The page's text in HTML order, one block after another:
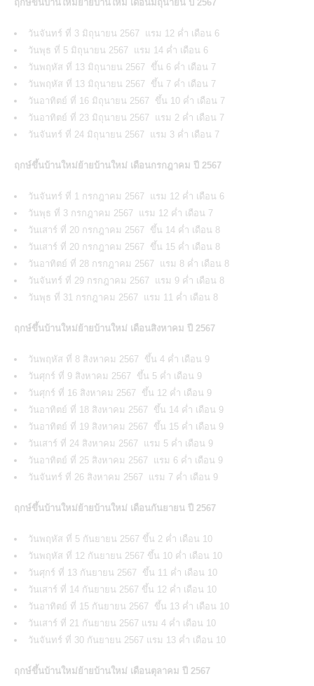
ฤกษ์ขึ้นบ้านใหม่ย้ายบ้านใหม่ เดือนมิถุนายน ปี 2567
วันจันทร์ ที่ 3 มิถุนายน 2567 แรม 12 ค่ำ เดือน 6
วันพุธ ที่ 5 มิถุนายน 2567 แรม 14 ค่ำ เดือน 6
วันพฤหัส ที่ 13 มิถุนายน 2567 ขึ้น 6 ค่ำ เดือน 7
วันพฤหัส ที่ 13 มิถุนายน 2567 ขึ้น 7 ค่ำ เดือน 7
วันอาทิตย์ ที่ 16 มิถุนายน 2567 ขึ้น 10 ค่ำ เดือน 7
วันอาทิตย์ ที่ 23 มิถุนายน 2567 แรม 2 ค่ำ เดือน 7
วันจันทร์ ที่ 24 มิถุนายน 2567 แรม 3 ค่ำ เดือน 7
ฤกษ์ขึ้นบ้านใหม่ย้ายบ้านใหม่ เดือนกรกฎาคม ปี 2567
วันจันทร์ ที่ 1 กรกฎาคม 2567 แรม 12 ค่ำ เดือน 6
วันพุธ ที่ 3 กรกฎาคม 2567 แรม 12 ค่ำ เดือน 7
วันเสาร์ ที่ 20 กรกฎาคม 2567 ขึ้น 14 ค่ำ เดือน 8
วันเสาร์ ที่ 20 กรกฎาคม 2567 ขึ้น 15 ค่ำ เดือน 8
วันอาทิตย์ ที่ 28 กรกฎาคม 2567 แรม 8 ค่ำ เดือน 8
วันจันทร์ ที่ 29 กรกฎาคม 2567 แรม 9 ค่ำ เดือน 8
วันพุธ ที่ 31 กรกฎาคม 2567 แรม 11 ค่ำ เดือน 8
ฤกษ์ขึ้นบ้านใหม่ย้ายบ้านใหม่ เดือนสิงหาคม ปี 2567
วันพฤหัส ที่ 8 สิงหาคม 2567 ขึ้น 4 ค่ำ เดือน 9
วันศุกร์ ที่ 9 สิงหาคม 2567 ขึ้น 5 ค่ำ เดือน 9
วันศุกร์ ที่ 16 สิงหาคม 2567 ขึ้น 12 ค่ำ เดือน 9
วันอาทิตย์ ที่ 18 สิงหาคม 2567 ขึ้น 14 ค่ำ เดือน 9
วันอาทิตย์ ที่ 19 สิงหาคม 2567 ขึ้น 15 ค่ำ เดือน 9
วันเสาร์ ที่ 24 สิงหาคม 2567 แรม 5 ค่ำ เดือน 9
วันอาทิตย์ ที่ 25 สิงหาคม 2567 แรม 6 ค่ำ เดือน 9
วันจันทร์ ที่ 26 สิงหาคม 2567 แรม 7 ค่ำ เดือน 9
ฤกษ์ขึ้นบ้านใหม่ย้ายบ้านใหม่ เดือนกันยายน ปี 2567
วันพฤหัส ที่ 5 กันยายน 2567 ขึ้น 2 ค่ำ เดือน 10
วันพฤหัส ที่ 12 กันยายน 2567 ขึ้น 10 ค่ำ เดือน 10
วันศุกร์ ที่ 13 กันยายน 2567 ขึ้น 11 ค่ำ เดือน 10
วันเสาร์ ที่ 14 กันยายน 2567 ขึ้น 12 ค่ำ เดือน 10
วันอาทิตย์ ที่ 15 กันยายน 2567 ขึ้น 13 ค่ำ เดือน 10
วันเสาร์ ที่ 21 กันยายน 2567 แรม 4 ค่ำ เดือน 10
วันจันทร์ ที่ 30 กันยายน 2567 แรม 13 ค่ำ เดือน 10
ฤกษ์ขึ้นบ้านใหม่ย้ายบ้านใหม่ เดือนตุลาคม ปี 2567